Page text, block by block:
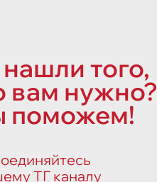
того,
вам нужно?
поможем!
ТГ каналу